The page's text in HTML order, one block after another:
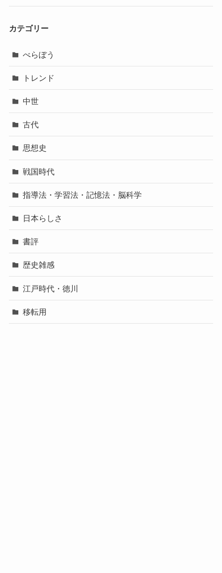
カテゴリー
べらぼう
トレンド
中世
古代
思想史
戦国時代
指導法・学習法・記憶法・脳科学
日本らしさ
書評
歴史雑感
江戸時代・徳川
移転用